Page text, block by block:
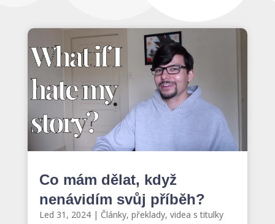
Co mám dělat, když
nenávidím svůj příběh?
Led 31, 2024| Články, překlady, videa s titulky